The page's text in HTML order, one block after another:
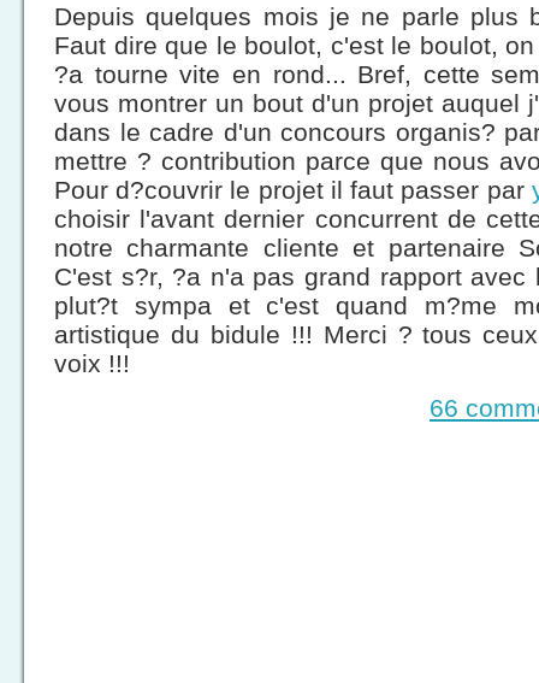
Depuis quelques mois je ne parle plus
Faut dire que le boulot, c'est le boulot,
?a tourne vite en rond... Bref, cette
vous montrer un bout d'un projet auquel
dans le cadre d'un concours organis?
mettre ? contribution parce que nous
Pour d?couvrir le projet il faut passer par
choisir l'avant dernier concurrent de
notre charmante cliente et partenaire
C'est s?r, ?a n'a pas grand rapport
plut?t sympa et c'est quand m?me
artistique du bidule !!! Merci ? tous
voix !!!
66